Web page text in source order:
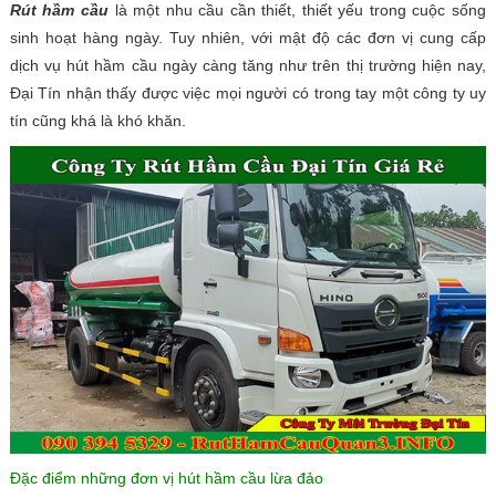
Rút hầm cầu là một nhu cầu cần thiết, thiết yếu trong cuộc sống
sinh hoạt hàng ngày. Tuy nhiên, với mật độ các đơn vị cung cấp
dịch vụ hút hầm cầu ngày càng tăng như trên thị trường hiện nay,
Đại Tín nhận thấy được việc mọi người có trong tay một công ty uy
tín cũng khá là khó khăn.
Đặc điểm những đơn vị hút hầm cầu lừa đảo